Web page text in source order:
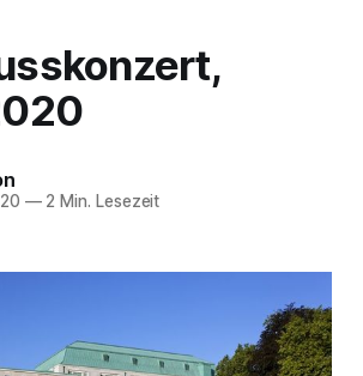
—2 Min. Lesezeit